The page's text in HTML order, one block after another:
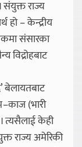
संयुक्त राज्य
हो – केन्द्रीय
संसारका
विद्रोहबाट
बेलायतबाट
(भारी
त्यसैलाई केही
राज्य अमेरिकी